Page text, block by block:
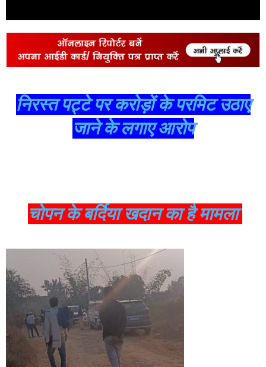
निरस्त पट्टे पर करोड़ों के परमिट उठाए
जाने के लगाए आरोप
चोपन के बर्दिया खदान का है मामला